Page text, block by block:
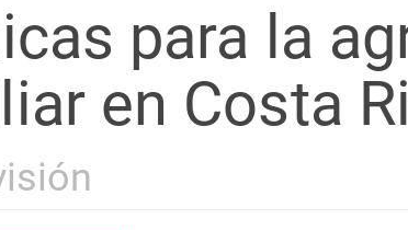
para la
en Costa